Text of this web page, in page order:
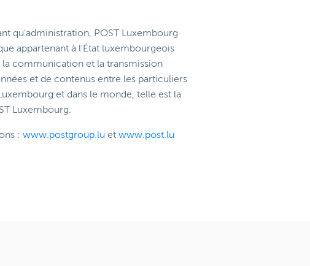
qu'administration, POST Luxembourg
appartenant à l'État luxembourgeois
la communication et la transmission
et de contenus entre les particuliers
et dans le monde, telle est la
Luxembourg.
: www.postgroup.lu et www.post.lu